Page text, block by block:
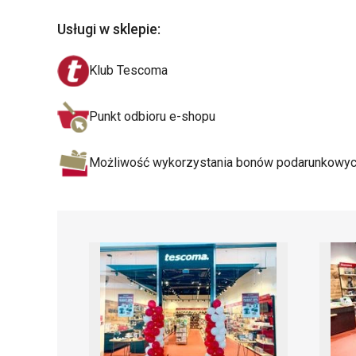
Usługi w sklepie:
Klub Tescoma
Punkt odbioru e-shopu
Możliwość wykorzystania bonów